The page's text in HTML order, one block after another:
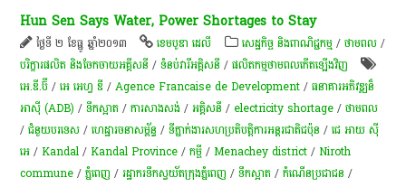
Hun Sen Says Water, Power Shortages to Stay
ថ្ងៃទី ២ ខែធ្នូ ឆ្នាំ២០១៣ ខេមបូឌា ដេលី សេដ្ឋកិច្ច និងពាណិជ្ជកម្ម /ថាមពល /
បរិក្ខារផលិត និងចែកចាយអគ្គីសនី /ទំនប់​វា​រី​អគ្គិសនី​ /ផលិតកម្មថាមពលកើតឡើងវិញ
អេ.ឌី.ប៊ី /អេ អេហ្វ ឌី /Agence Francaise de Development /ធនាគារអភិវឌ្ឍន៏
អាស៊ី (ADB) /ទឹក​ស្អាត​ /ការសាងសង់ /អគ្គិសនី / electricity shortage /ថាមពល
/​ជំ​នួយបរទេស /ហេដ្ឋារចនាសម្ព័ន្ធ /ទីភ្នាក់ងារ​សហប្រតិបត្តិការ​អន្តរជាតិ​ជប៉ុន /ជេ អាយ ស៊ី
អេ /Kandal /Kandal Province /កម្ចី​ /Menachey district /Niroth
commune /ភ្នំពេញ /រដ្ឋា​ករទឹកស្វយ័តក្រុងភ្នំពេញ /ទឹក​ស្អាត /កំណើនប្រជាជន /